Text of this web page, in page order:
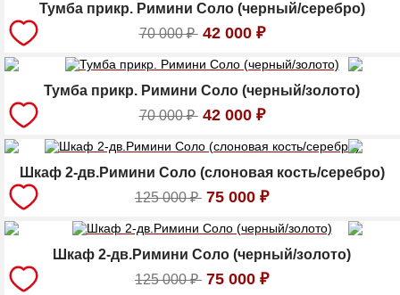
Тумба прикр. Римини Соло (черный/серебро)
70 000₽ 42 000 ₽
Тумба прикр. Римини Соло (черный/золото)
70 000₽ 42 000 ₽
Шкаф 2-дв.Римини Соло (слоновая кость/серебро)
125 000₽ 75 000 ₽
Шкаф 2-дв.Римини Соло (черный/золото)
125 000₽ 75 000 ₽